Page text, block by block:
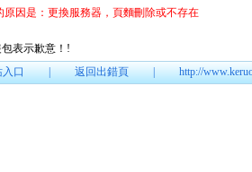
是：更換服務器，頁麵刪除或不存在
示歉意！ !
入口|返回出錯頁|http://